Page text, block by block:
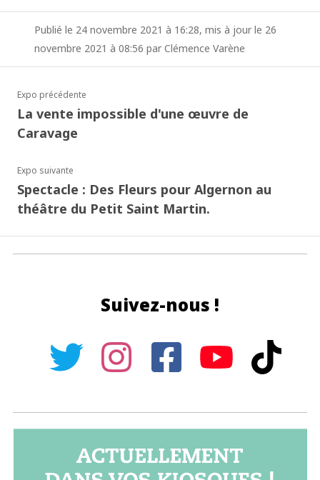
Publié le 24 novembre 2021 à 16:28, mis à jour le 26
novembre 2021 à 08:56 par Clémence Varène
Expo précédente
La vente impossible d'une œuvre de
Caravage
Expo suivante
Spectacle : Des Fleurs pour Algernon au
théâtre du Petit Saint Martin.
Suivez-nous !